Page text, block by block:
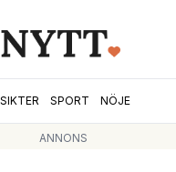
SPORT NÖJE
ANNONS